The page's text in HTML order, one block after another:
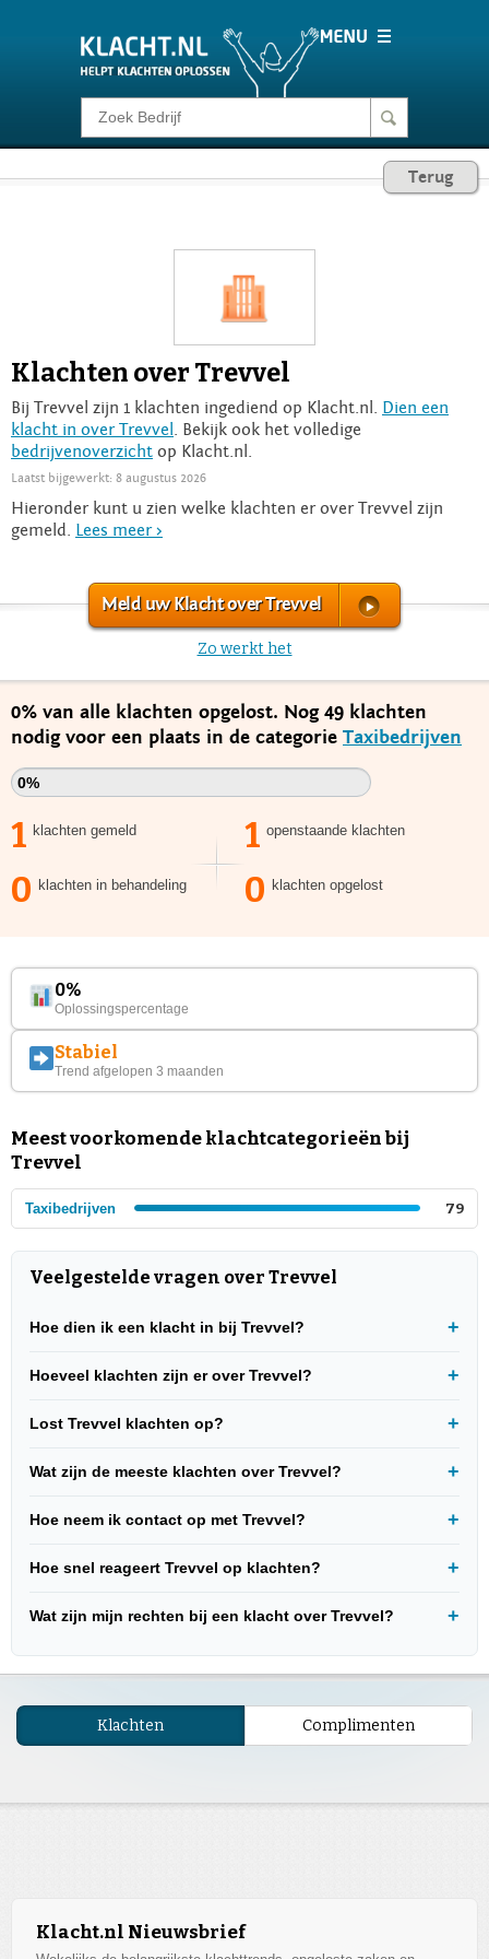
Klacht melden
Login
Terug
Klachten over Trevvel
Bij Trevvel zijn 1 klachten ingediend op Klacht.nl. Dien een
klacht in over Trevvel
. Bekijk ook het volledige
bedrijvenoverzicht op Klacht.nl.
Laatst bijgewerkt: 8 augustus 2026
Hieronder kunt u zien welke klachten er over Trevvel zijn
gemeld. Lees meer >
Meld uw Klacht over Trevvel
Zo werkt het
0% van alle klachten opgelost. Nog 49 klachten
nodig voor een plaats in de categorie Taxibedrijven
0%
1 klachten gemeld 1 openstaande klachten
0 klachten in behandeling 0 klachten opgelost
0%
Oplossingspercentage
Stabiel
Trend afgelopen 3 maanden
Meest voorkomende klachtcategorieën bij
Trevvel
Taxibedrijven 79
Veelgestelde vragen over Trevvel
Hoe dien ik een klacht in bij Trevvel?
Hoeveel klachten zijn er over Trevvel?
Lost Trevvel klachten op?
Wat zijn de meeste klachten over Trevvel?
Hoe neem ik contact op met Trevvel?
Hoe snel reageert Trevvel op klachten?
Wat zijn mijn rechten bij een klacht over Trevvel?
Klachten Complimenten
Klacht.nl Nieuwsbrief